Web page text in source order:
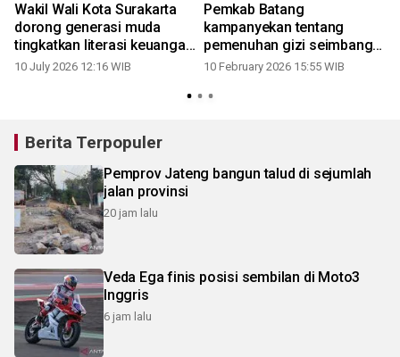
Wakil Wali Kota Surakarta
dorong generasi muda
tingkatkan literasi keuangan
dan investasi sejak dini
10 July 2026 12:16 WIB
Pemkab Batang
kampanyekan tentang
pemenuhan gizi seimbang
cetak generasi emas
10 February 2026 15:55 WIB
Berita Terpopuler
Pemprov Jateng bangun talud di sejumlah
jalan provinsi
20 jam lalu
Veda Ega finis posisi sembilan di Moto3
Inggris
6 jam lalu